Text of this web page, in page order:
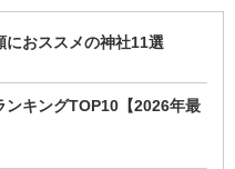
おススメの神社11選
ンキングTOP10【2026年最